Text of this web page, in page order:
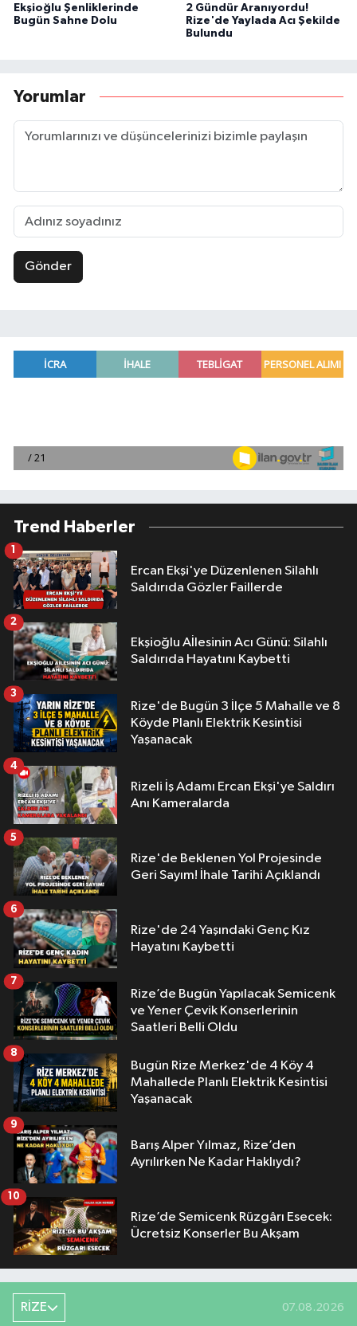
Ekşioğlu Şenliklerinde
Bugün Sahne Dolu
2 Gündür Aranıyordu!
Rize'de Yaylada Acı Şekilde
Bulundu
Yorumlar
Gönder
Trend Haberler
Ercan Ekşi'ye Düzenlenen Silahlı
Saldırıda Gözler Faillerde
1
Ekşioğlu Aİlesinin Acı Günü: Silahlı
Saldırıda Hayatını Kaybetti
2
Rize'de Bugün 3 İlçe 5 Mahalle ve 8
Köyde Planlı Elektrik Kesintisi
Yaşanacak
3
Rizeli İş Adamı Ercan Ekşi'ye Saldırı
Anı Kameralarda
4
Rize'de Beklenen Yol Projesinde
Geri Sayım! İhale Tarihi Açıklandı
5
Rize'de 24 Yaşındaki Genç Kız
Hayatını Kaybetti
6
Rize’de Bugün Yapılacak Semicenk
ve Yener Çevik Konserlerinin
Saatleri Belli Oldu
7
Bugün Rize Merkez'de 4 Köy 4
Mahallede Planlı Elektrik Kesintisi
Yaşanacak
8
Barış Alper Yılmaz, Rize’den
Ayrılırken Ne Kadar Haklıydı?
9
Rize’de Semicenk Rüzgârı Esecek:
Ücretsiz Konserler Bu Akşam
10
RİZE 07.08.2026